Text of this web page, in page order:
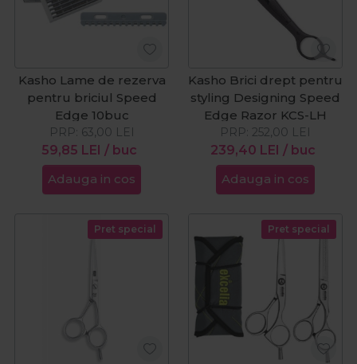
Kasho Lame de rezerva
pentru briciul Speed
Edge 10buc
59,85 LEI / buc
PRP: 63,00 LEI
Adauga in cos
Kasho Brici drept pentru
styling Designing Speed
Edge Razor KCS-LH
239,40 LEI / buc
PRP: 252,00 LEI
Adauga in cos
Pret special Pret special